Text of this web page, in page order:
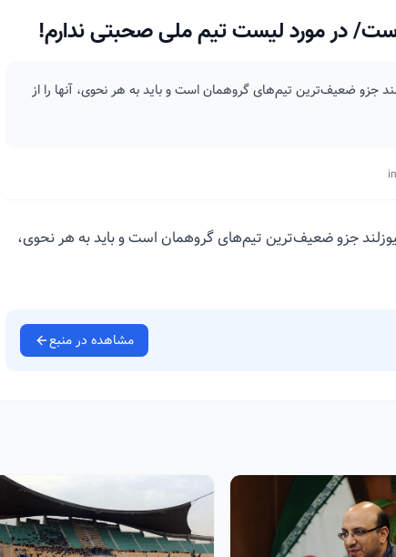
در مورد لیست تیم ملی صحبتی ندارم!
جزو ضعیف‌ترین تیم‌های گروهمان است و باید به هر نحوی، آنها را از
جزو ضعیف‌ترین تیم‌های گروهمان است و باید به هر نحوی،
مشاهده در منبع